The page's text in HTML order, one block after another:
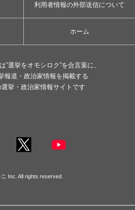
利用者情報の外部送信について
ホーム
”選挙をオモシロク”を合言葉に、
報道・政治家情報を掲載する
選挙・政治家情報サイトです
Inc. All rights reserved.